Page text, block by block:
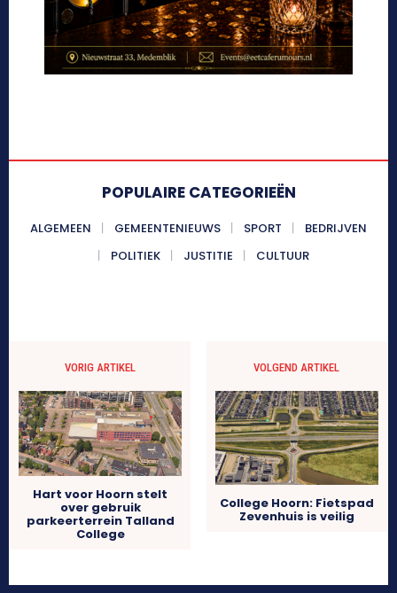
POPULAIRE CATEGORIEËN
ALGEMEEN GEMEENTENIEUWS SPORT
BEDRIJVEN
POLITIEK
JUSTITIE CULTUUR
VORIG ARTIKEL
Hart voor Hoorn stelt
over gebruik
parkeerterrein Talland
College
VOLGEND ARTIKEL
College Hoorn: Fietspad
Zevenhuis is veilig